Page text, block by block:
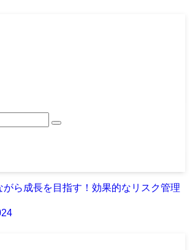
がら成長を目指す！効果的なリスク管理